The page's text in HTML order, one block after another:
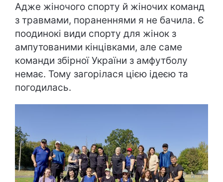
Адже жіночого спорту й жіночих команд
з травмами, пораненнями я не бачила. Є
поодинокі види спорту для жінок з
ампутованими кінцівками, але саме
команди збірної України з амфутболу
немає. Тому загорілася цією ідеєю та
погодилась.